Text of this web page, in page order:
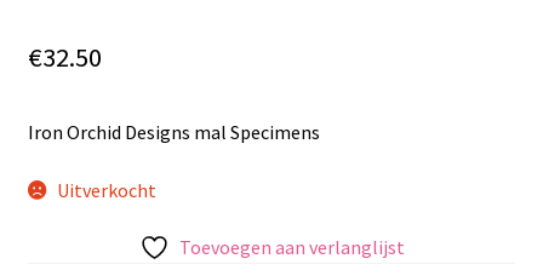
€32.50
Iron Orchid Designs mal Specimens
Uitverkocht
Toevoegen aan verlanglijst